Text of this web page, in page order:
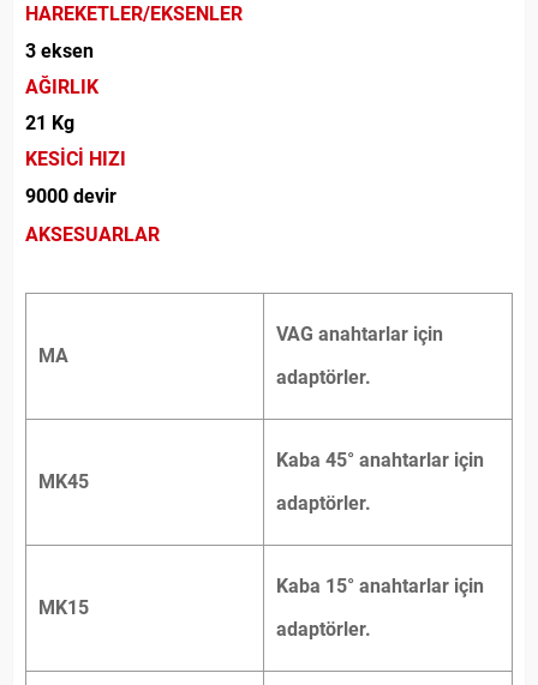
HAREKETLER/EKSENLER
3 eksen
AĞIRLIK
21 Kg
KESİCİ HIZI
9000 devir
AKSESUARLAR
MA
VAG anahtarlar için
adaptörler.
MK45
Kaba 45° anahtarlar için
adaptörler.
MK15
Kaba 15° anahtarlar için
adaptörler.